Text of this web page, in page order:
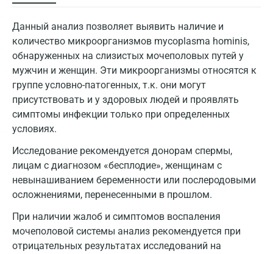
Данный анализ позволяет выявить наличие и
количество микроорганизмов mycoplasma hominis,
обнаруженных на слизистых мочеполовых путей у
мужчин и женщин. Эти микроорганизмы относятся к
группе условно-патогенных, т.к. они могут
присутствовать и у здоровых людей и проявлять
симптомы инфекции только при определенных
условиях.
Исследование рекомендуется донорам спермы,
лицам с диагнозом «бесплодие», женщинам с
невынашиванием беременности или послеродовыми
осложнениями, перенесенными в прошлом.
При наличии жалоб и симптомов воспаления
мочеполовой системы анализ рекомендуется при
отрицательных результатах исследований на